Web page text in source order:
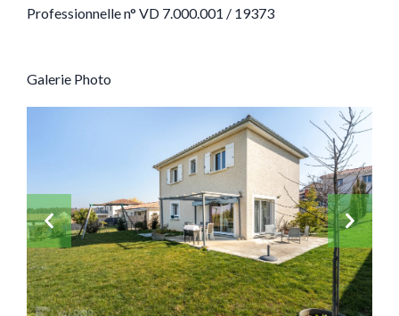
Professionnelle n° VD 7.000.001 / 19373
Galerie Photo